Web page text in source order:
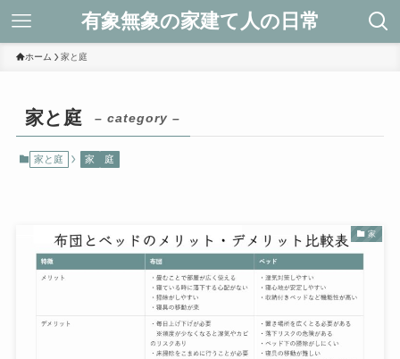
有象無象の家建て人の日常
ホーム 家と庭
家と庭 – category –
家と庭 家 庭
家